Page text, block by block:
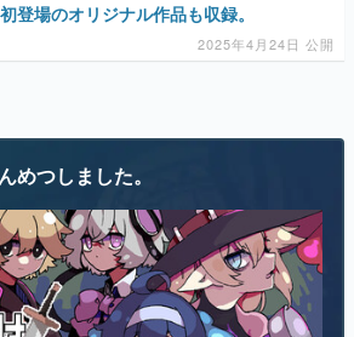
登場のオリジナル作品も収録。
2025年4月24日 公開
めつしました。